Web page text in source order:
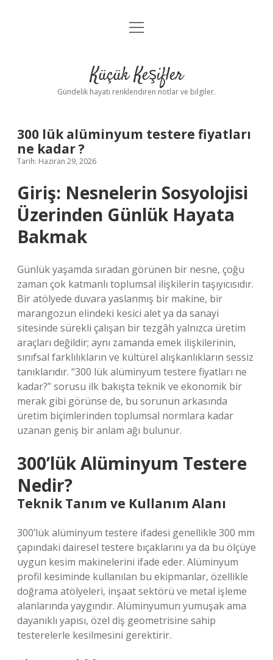
Anasayfa
Yasal Uyarı
menüyü
Küçük Keşifler
Gündelik hayatı renklendiren notlar ve bilgiler.
300 lük alüminyum testere fiyatları
ne kadar ?
Tarih: Haziran 29, 2026
Giriş: Nesnelerin Sosyolojisi
Üzerinden Günlük Hayata
Bakmak
Günlük yaşamda sıradan görünen bir nesne, çoğu
zaman çok katmanlı toplumsal ilişkilerin taşıyıcısıdır.
Bir atölyede duvara yaslanmış bir makine, bir
marangozun elindeki kesici alet ya da sanayi
sitesinde sürekli çalışan bir tezgâh yalnızca üretim
araçları değildir; aynı zamanda emek ilişkilerinin,
sınıfsal farklılıkların ve kültürel alışkanlıkların sessiz
tanıklarıdır. “300 lük alüminyum testere fiyatları ne
kadar?” sorusu ilk bakışta teknik ve ekonomik bir
merak gibi görünse de, bu sorunun arkasında
üretim biçimlerinden toplumsal normlara kadar
uzanan geniş bir anlam ağı bulunur.
300’lük Alüminyum Testere
Nedir?
Teknik Tanım ve Kullanım Alanı
300’lük alüminyum testere ifadesi genellikle 300 mm
çapındaki dairesel testere bıçaklarını ya da bu ölçüye
uygun kesim makinelerini ifade eder. Alüminyum
profil kesiminde kullanılan bu ekipmanlar, özellikle
doğrama atölyeleri, inşaat sektörü ve metal işleme
alanlarında yaygındır. Alüminyumun yumuşak ama
dayanıklı yapısı, özel diş geometrisine sahip
testerelerle kesilmesini gerektirir.